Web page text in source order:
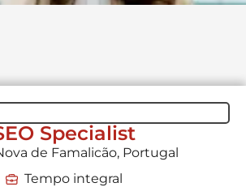
Specialist
de Famalicão, Portugal
Tempo integral